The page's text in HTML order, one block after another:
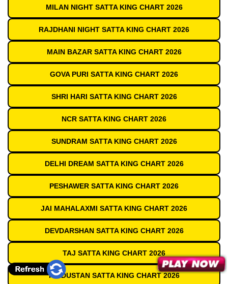
MILAN NIGHT SATTA KING CHART 2026
RAJDHANI NIGHT SATTA KING CHART 2026
MAIN BAZAR SATTA KING CHART 2026
GOVA PURI SATTA KING CHART 2026
SHRI HARI SATTA KING CHART 2026
NCR SATTA KING CHART 2026
SUNDRAM SATTA KING CHART 2026
DELHI DREAM SATTA KING CHART 2026
PESHAWER SATTA KING CHART 2026
JAI MAHALAXMI SATTA KING CHART 2026
DEVDARSHAN SATTA KING CHART 2026
TAJ SATTA KING CHART 2026
HINDUSTAN SATTA KING CHART 2026